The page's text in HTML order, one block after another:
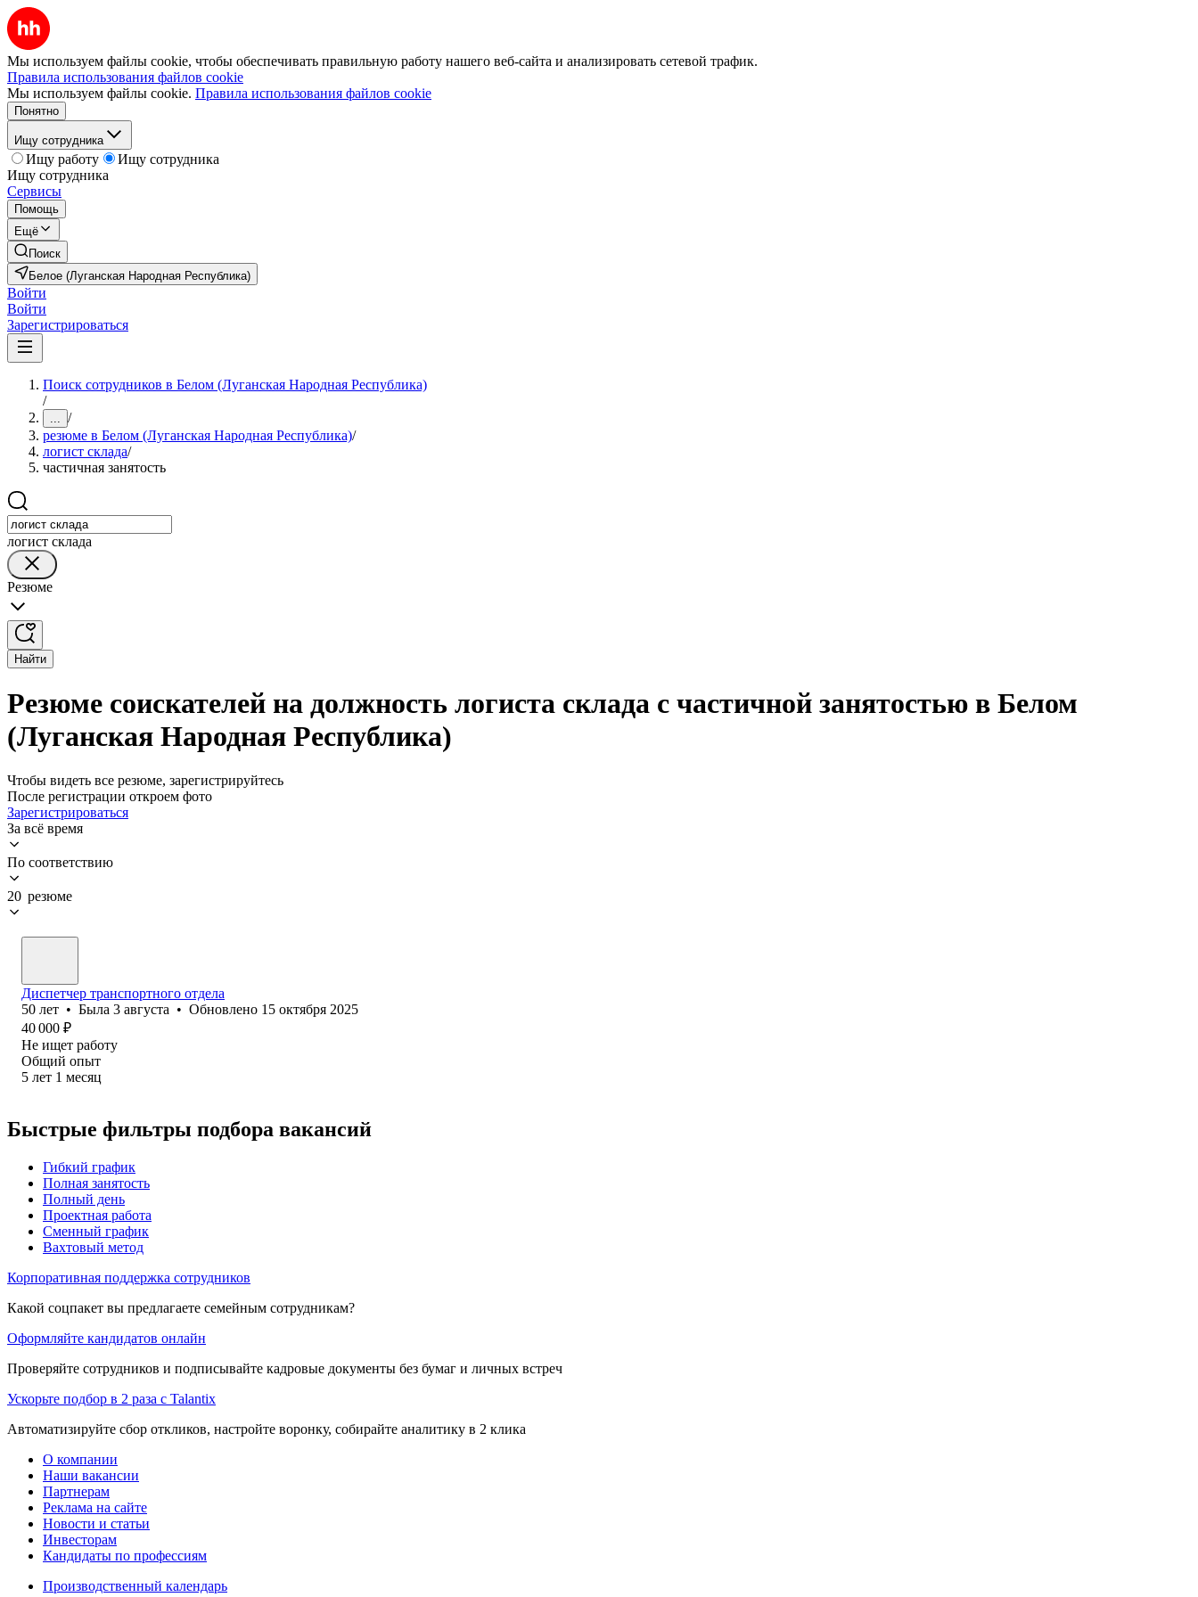
Мы используем файлы cookie, чтобы обеспечивать правильную работу нашего веб-сайта и анализировать сетевой трафик.
Правила использования файлов cookie
Мы используем файлы cookie. Правила использования файлов cookie
Понятно
Ищу сотрудника
Ищу работу
Ищу сотрудника
Ищу сотрудника
Сервисы
Помощь
Ещё
Поиск
Белое (Луганская Народная Республика)
Войти
Войти
Зарегистрироваться
Поиск сотрудников в Белом (Луганская Народная Республика)
/
... /
резюме в Белом (Луганская Народная Республика)/
логист склада/
частичная занятость
логист склада
Резюме
Найти
Резюме соискателей на должность логиста склада с частичной занятостью в Белом
(Луганская Народная Республика)
Чтобы видеть все резюме, зарегистрируйтесь
После регистрации откроем фото
Зарегистрироваться
За всё время
По соответствию
20 резюме
Диспетчер транспортного отдела
50 лет • Была 3 августа • Обновлено 15 октября 2025
40 000 ₽
Не ищет работу
Общий опыт
5 лет 1 месяц
Быстрые фильтры подбора вакансий
Гибкий график
Полная занятость
Полный день
Проектная работа
Сменный график
Вахтовый метод
Корпоративная поддержка сотрудников
Какой соцпакет вы предлагаете семейным сотрудникам?
Оформляйте кандидатов онлайн
Проверяйте сотрудников и подписывайте кадровые документы без бумаг и личных встреч
Ускорьте подбор в 2 раза с Talantix
Автоматизируйте сбор откликов, настройте воронку, собирайте аналитику в 2 клика
О компании
Наши вакансии
Партнерам
Реклама на сайте
Новости и статьи
Инвесторам
Кандидаты по профессиям
Производственный календарь